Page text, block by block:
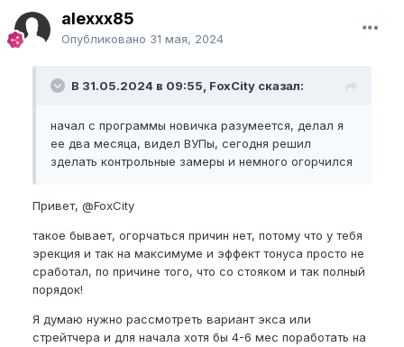
alexxx85
Опубликовано 31 мая, 2024
В 31.05.2024 в 09:55, FoxCity сказал:
начал с программы новичка разумеется, делал я
ее два месяца, видел ВУПы, сегодня решил
зделать контрольные замеры и немного огорчился
Привет, @FoxCity
такое бывает, огорчаться причин нет, потому что у тебя
эрекция и так на максимуме и эффект тонуса просто не
сработал, по причине того, что со стояком и так полный
порядок!
Я думаю нужно рассмотреть вариант экса или
стрейтчера и для начала хотя бы 4-6 мес поработать на